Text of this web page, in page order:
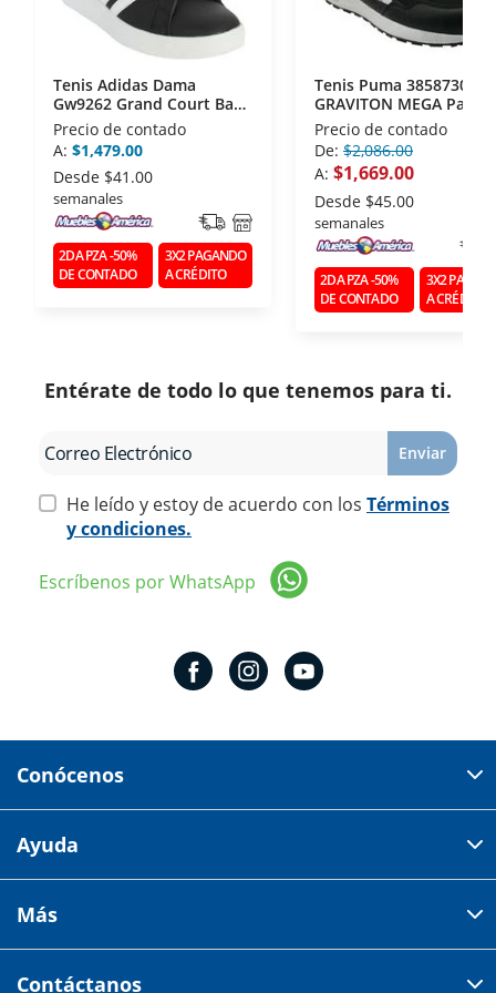
Tenis Adidas Dama
Gw9262 Grand Court Base
2.0
Precio de contado
A: $1,479.00
Desde $41.00
semanales
2DA PZA -50%
DE CONTADO
3X2 PAGANDO
A CRÉDITO
Tenis Puma 38587301
GRAVITON MEGA Para
Caballero 28
Precio de contado
De: $2,086.00
A: $1,669.00
Desde $45.00
semanales
2DA PZA -50%
DE CONTADO
3X2
A CRÉDITO
Entérate de todo lo que tenemos para ti.
Enviar
He leído y estoy de acuerdo con los Términos
y condiciones.
Escríbenos por WhatsApp
Conócenos
Av 18 de marzo # 309. Colonia la Nogalera.
Tiendas
Ayuda
Centro de ayuda
Más
Contáctanos